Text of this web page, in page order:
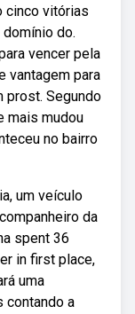
cinco vitórias
do.
vencer pela
vantagem para
prost. Segundo
mais mudou
no bairro
um veículo
da
spent 36
in first place,
uma
a